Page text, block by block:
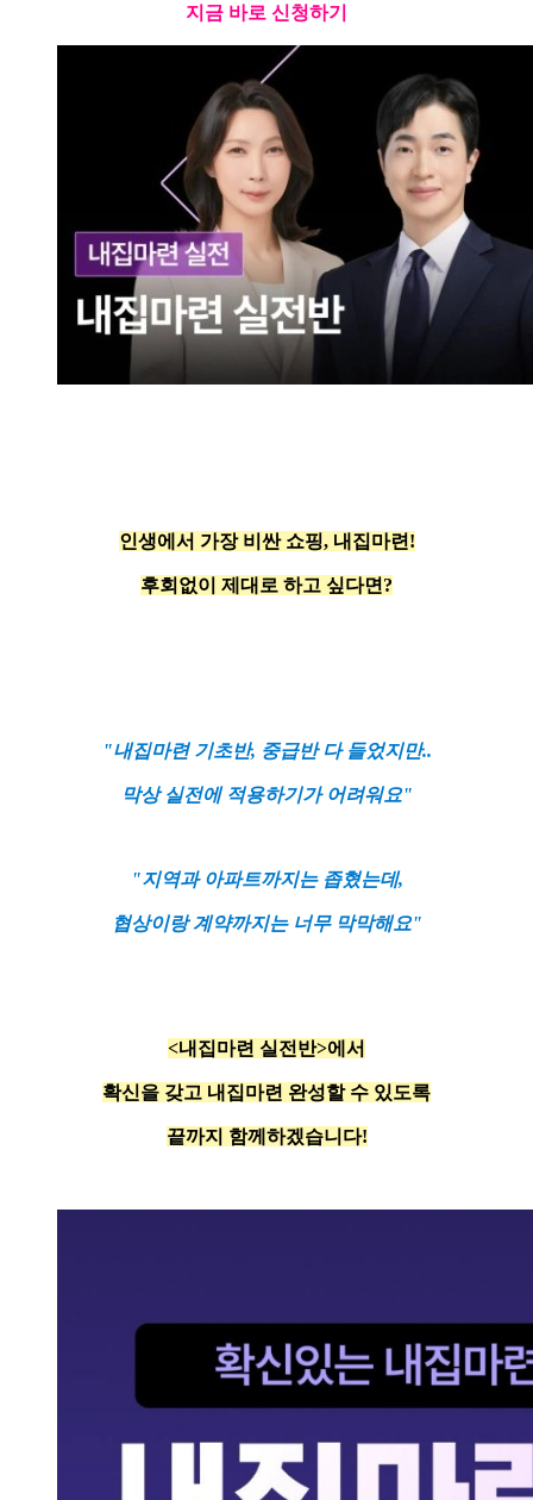
지금 바로 신청하기
인생에서 가장 비싼 쇼핑, 내집마련!
후회없이 제대로 하고 싶다면?
"내집마련 기초반, 중급반 다 들었지만..
막상 실전에 적용하기가 어려워요"
"지역과 아파트까지는 좁혔는데,
협상이랑 계약까지는 너무 막막해요"
<내집마련 실전반>에서
확신을 갖고 내집마련 완성할 수 있도록
끝까지 함께하겠습니다!